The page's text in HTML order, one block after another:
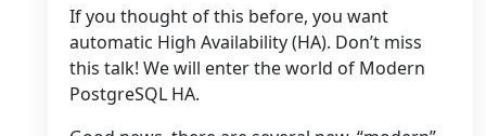
If you thought of this before, you want
automatic High Availability (HA). Don’t miss
this talk! We will enter the world of Modern
PostgreSQL HA.